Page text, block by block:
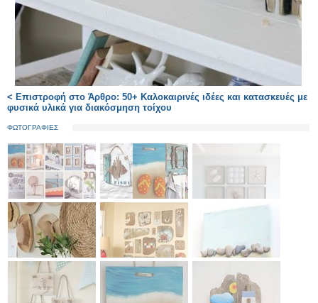
< Επιστροφή στο Άρθρο: 50+ Καλοκαιρινές ιδέες και κατασκευές με
φυσικά υλικά για διακόσμηση τοίχου
ΦΩΤΟΓΡΑΦΙΕΣ